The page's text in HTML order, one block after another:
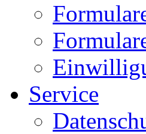
Service